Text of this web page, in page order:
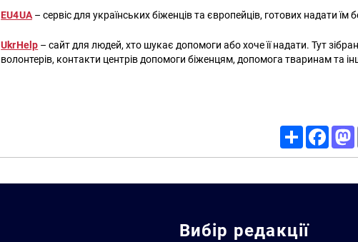
EU4UA – сервіс для українських біженців та європейців, готових надати їм
UkrHelp – сайт для людей, хто шукає допомоги або хоче її надати. Тут
волонтерів, контакти центрів допомоги біженцям, допомога тваринам та
Share
Вибір редакції